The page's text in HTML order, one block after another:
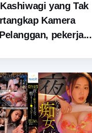
yang Tak
Kamera
pekerja...